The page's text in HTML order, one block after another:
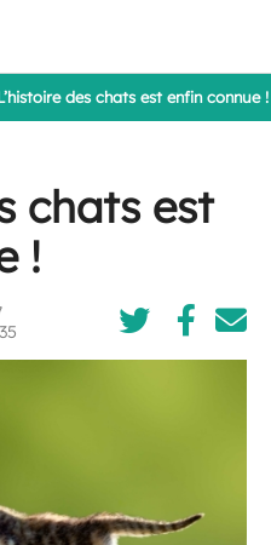
des chats est enfin connue !
chats est
!